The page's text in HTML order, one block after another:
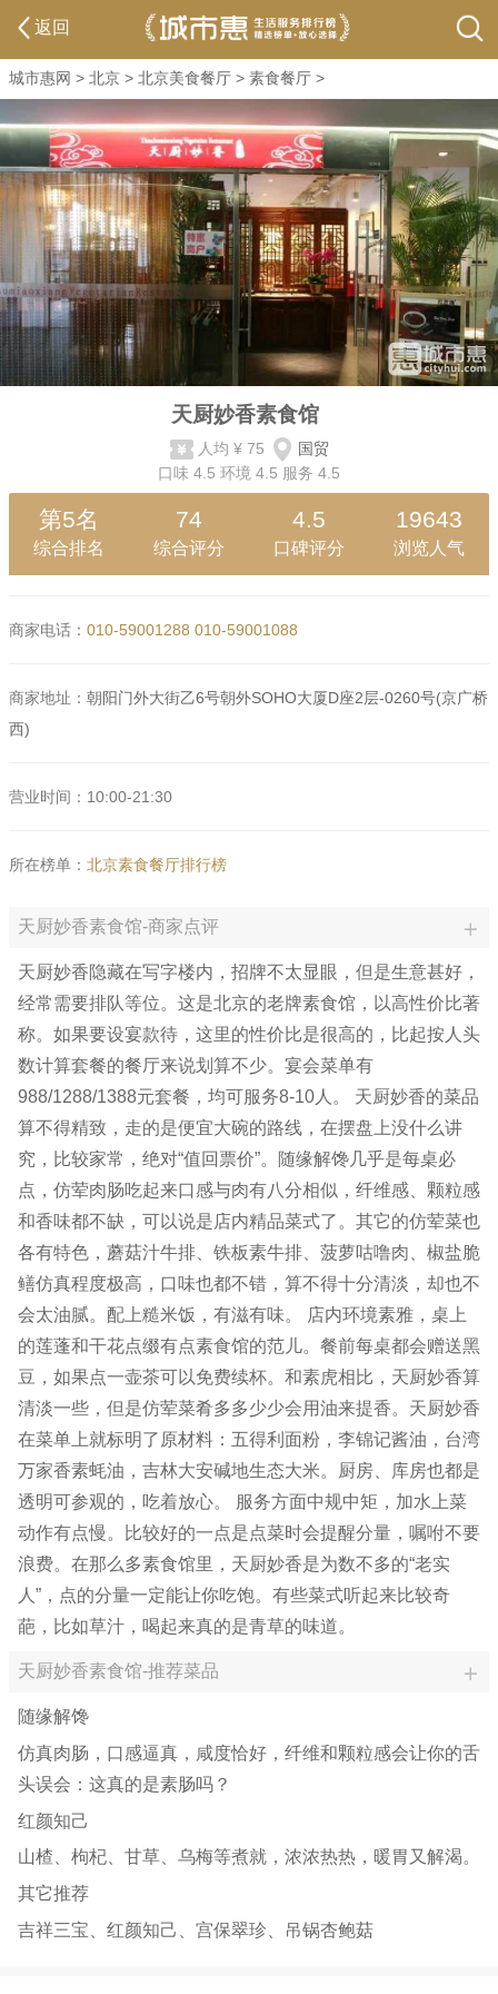
返回
城市惠网 > 北京 > 北京美食餐厅 > 素食餐厅 >
天厨妙香素食馆
人均 ¥ 75
国贸
口味 4.5 环境 4.5 服务 4.5
第5名
综合排名
74
综合评分
4.5
口碑评分
19643
浏览人气
商家电话： 010-59001288 010-59001088
商家地址： 朝阳门外大街乙6号朝外SOHO大厦D座2层-0260号(京广桥
西)
营业时间：10:00-21:30
所在榜单： 北京素食餐厅排行榜
天厨妙香素食馆-商家点评
天厨妙香隐藏在写字楼内，招牌不太显眼，但是生意甚好，
经常需要排队等位。这是北京的老牌素食馆，以高性价比著
称。如果要设宴款待，这里的性价比是很高的，比起按人头
数计算套餐的餐厅来说划算不少。宴会菜单有
988/1288/1388元套餐，均可服务8-10人。 天厨妙香的菜品
算不得精致，走的是便宜大碗的路线，在摆盘上没什么讲
究，比较家常，绝对“值回票价”。随缘解馋几乎是每桌必
点，仿荤肉肠吃起来口感与肉有八分相似，纤维感、颗粒感
和香味都不缺，可以说是店内精品菜式了。其它的仿荤菜也
各有特色，蘑菇汁牛排、铁板素牛排、菠萝咕噜肉、椒盐脆
鳝仿真程度极高，口味也都不错，算不得十分清淡，却也不
会太油腻。配上糙米饭，有滋有味。 店内环境素雅，桌上
的莲蓬和干花点缀有点素食馆的范儿。餐前每桌都会赠送黑
豆，如果点一壶茶可以免费续杯。和素虎相比，天厨妙香算
清淡一些，但是仿荤菜肴多多少少会用油来提香。天厨妙香
在菜单上就标明了原材料：五得利面粉，李锦记酱油，台湾
万家香素蚝油，吉林大安碱地生态大米。厨房、库房也都是
透明可参观的，吃着放心。 服务方面中规中矩，加水上菜
动作有点慢。比较好的一点是点菜时会提醒分量，嘱咐不要
浪费。在那么多素食馆里，天厨妙香是为数不多的“老实
人”，点的分量一定能让你吃饱。有些菜式听起来比较奇
葩，比如草汁，喝起来真的是青草的味道。
天厨妙香素食馆-推荐菜品
随缘解馋
仿真肉肠，口感逼真，咸度恰好，纤维和颗粒感会让你的舌
头误会：这真的是素肠吗？
红颜知己
山楂、枸杞、甘草、乌梅等煮就，浓浓热热，暖胃又解渴。
其它推荐
吉祥三宝、红颜知己、宫保翠珍、吊锅杏鲍菇